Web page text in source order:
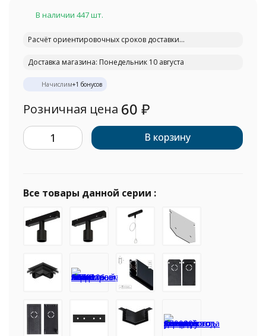
В наличии 447 шт.
Расчёт ориентировочных сроков доставки...
Доставка магазина: Понедельник 10 августа
Начислим+1 бонусов
Розничная цена 60 ₽
В корзину
Все товары данной серии :